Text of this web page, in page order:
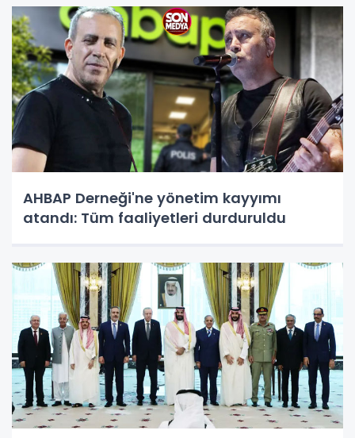
AHBAP Derneği'ne yönetim kayyımı
atandı: Tüm faaliyetleri durduruldu